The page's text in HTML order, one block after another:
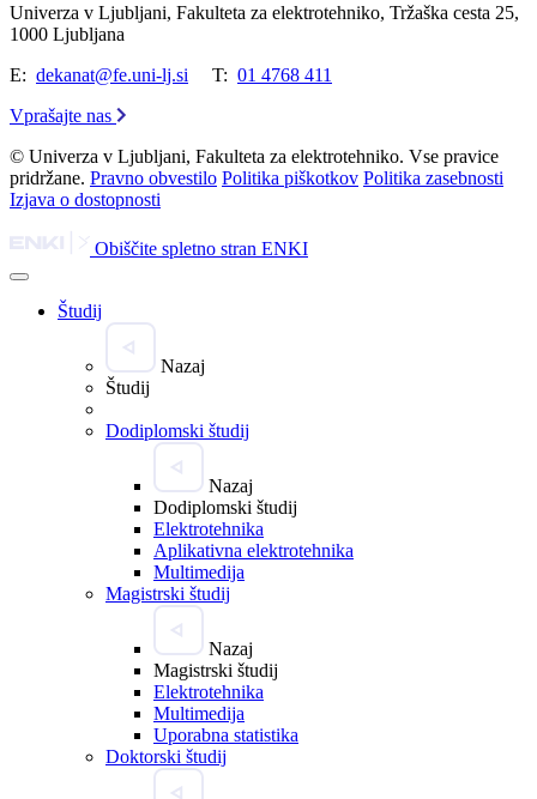
Univerza v Ljubljani, Fakulteta za elektrotehniko, Tržaška cesta 25,
1000 Ljubljana
E: dekanat@fe.uni-lj.si T: 01 4768 411
Vprašajte nas
© Univerza v Ljubljani, Fakulteta za elektrotehniko. Vse pravice
pridržane. Pravno obvestilo Politika piškotkov Politika zasebnosti
Izjava o dostopnosti
Obiščite spletno stran ENKI
Študij
Nazaj
Študij
Dodiplomski študij
Nazaj
Dodiplomski študij
Elektrotehnika
Aplikativna elektrotehnika
Multimedija
Magistrski študij
Nazaj
Magistrski študij
Elektrotehnika
Multimedija
Uporabna statistika
Doktorski študij